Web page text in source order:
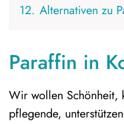
12. Alternativen zu
Paraffin in
Wir wollen Schönheit,
pflegende,